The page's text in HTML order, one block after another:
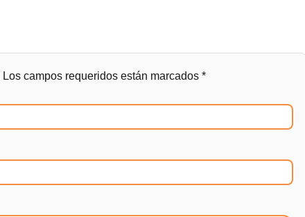
Los campos requeridos están marcados *